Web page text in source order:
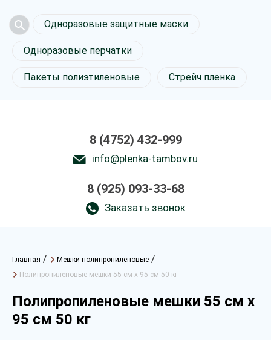
Одноразовые защитные маски
Одноразовые перчатки
Пакеты полиэтиленовые Стрейч пленка
8 (4752) 432-999
info@plenka-tambov.ru
8 (925) 093-33-68
Заказать звонок
Главная / Мешки полипропиленовые /
Полипропиленовые мешки 55 см х 95 см 50 кг
Полипропиленовые мешки 55 см х
95 см 50 кг